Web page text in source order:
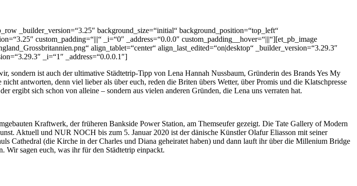
_builder_version=“3.25″ background_size=“initial“ background_position=“top_left“
custom_padding=“|||“ _i=“0″ _address=“0.0.0″ custom_padding__hover=“|||“][et_pb_image
align_tablet=“center“ align_last_edited=“on|desktop“ _builder_version=“3.29.3″
_i=“1″ _address=“0.0.0.1″]
sondern ist auch der ultimative Städtetrip-Tipp von Lena Hannah Nussbaum, Gründerin des Brands Yes My
antworten, denn viel lieber als über euch, reden die Briten übers Wetter, über Promis und die Klatschpresse
ergibt sich schon von alleine – sondern aus vielen anderen Gründen, die Lena uns verraten hat.
Kraftwerk, der früheren Bankside Power Station, am Themseufer gezeigt. Die Tate Gallery of Modern
Aktuell und NUR NOCH bis zum 5. Januar 2020 ist der dänische KünstlerOlafur Eliasson mit seiner
Cathedral (die Kirche in der Charles und Diana geheiratet haben) und dann lauft ihr über die Millenium Bridge
sagen euch, was ihr für den Städtetrip einpackt.